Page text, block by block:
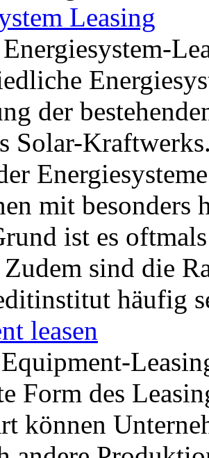
Leasing
der
Solar-
mit besonders
ist es
sind die
häufig
leasen
Form des
können